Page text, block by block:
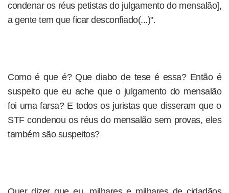
condenar os réus petistas do julgamento do mensalão],
a gente tem que ficar desconfiado(...)".
Como é que é? Que diabo de tese é essa? Então é
suspeito que eu ache que o julgamento do mensalão
foi uma farsa? E todos os juristas que disseram que o
STF condenou os réus do mensalão sem provas, eles
também são suspeitos?